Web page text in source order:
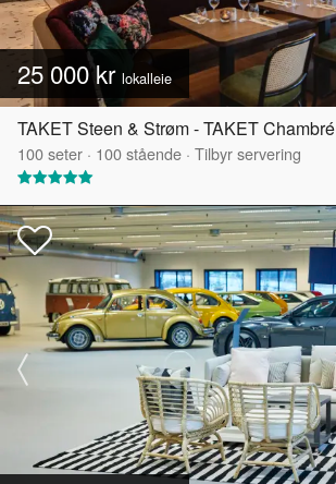
25 000 kr lokalleie
TAKET Steen & Strøm - TAKET Chambré
100seter · 100stående · Tilbyr servering